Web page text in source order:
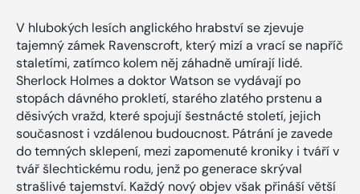
V hlubokých lesích anglického hrabství se zjevuje
tajemný zámek Ravenscroft, který mizí a vrací se napříč
staletími, zatímco kolem něj záhadně umírají lidé.
Sherlock Holmes a doktor Watson se vydávají po
stopách dávného prokletí, starého zlatého prstenu a
děsivých vražd, které spojují šestnácté století, jejich
současnost i vzdálenou budoucnost. Pátrání je zavede
do temných sklepení, mezi zapomenuté kroniky i tváří v
tvář šlechtickému rodu, jenž po generace skrýval
strašlivé tajemství. Každý nový objev však přináší větší